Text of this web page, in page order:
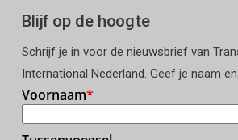
Blijf op de hoogte
Schrijf je in voor de nieuwsbrief van
International Nederland. Geef je naam